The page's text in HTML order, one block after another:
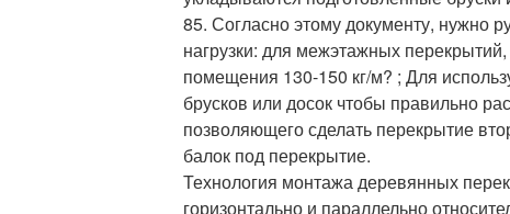
85. Согласно этому документу, нужно
нагрузки: для межэтажных
помещения 130-150 кг/м? ; Для
брусков или досок чтобы правильно
позволяющего сделать перекрытие
балок под перекрытие.
Технология монтажа деревянных
горизонтально и параллельно